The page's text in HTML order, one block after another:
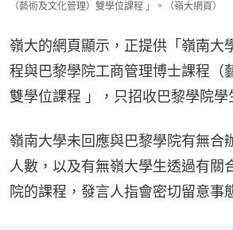
（藝術及文化管理）雙學位課程 」。（嶺大網頁）
嶺大的網頁顯示，正提供「嶺南大
程與巴黎學院工商管理博士課程（
雙學位課程 」，只招收巴黎學院學
嶺南大學未回應與巴黎學院有無合
人數，以及有無嶺大學生透過有關
院的課程，發言人指會密切留意事